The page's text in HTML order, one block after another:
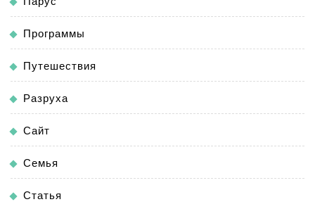
Программы
Путешествия
Разруха
Сайт
Семья
Статья